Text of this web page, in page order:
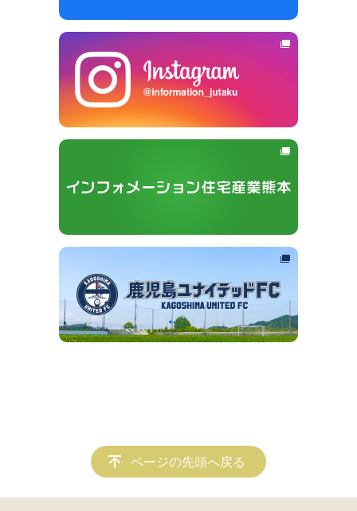
ページの先頭へ戻る